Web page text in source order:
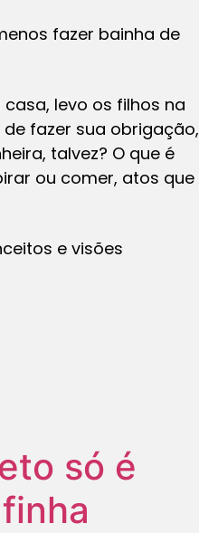
fazer bainha de
levo os filhos na
de fazer sua obrigação,
talvez? O que é
ou comer, atos que
e visões
só é